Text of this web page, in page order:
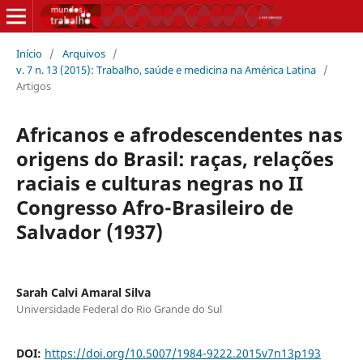
Início / Arquivos /
v. 7 n. 13 (2015): Trabalho, saúde e medicina na América Latina /
Artigos
Africanos e afrodescendentes nas
origens do Brasil: raças, relações
raciais e culturas negras no II
Congresso Afro-Brasileiro de
Salvador (1937)
Sarah Calvi Amaral Silva
Universidade Federal do Rio Grande do Sul
DOI: https://doi.org/10.5007/1984-9222.2015v7n13p193